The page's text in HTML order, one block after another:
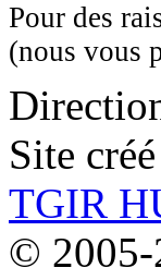
Pour des
(nous vous
Site
TGIR
© 2005-